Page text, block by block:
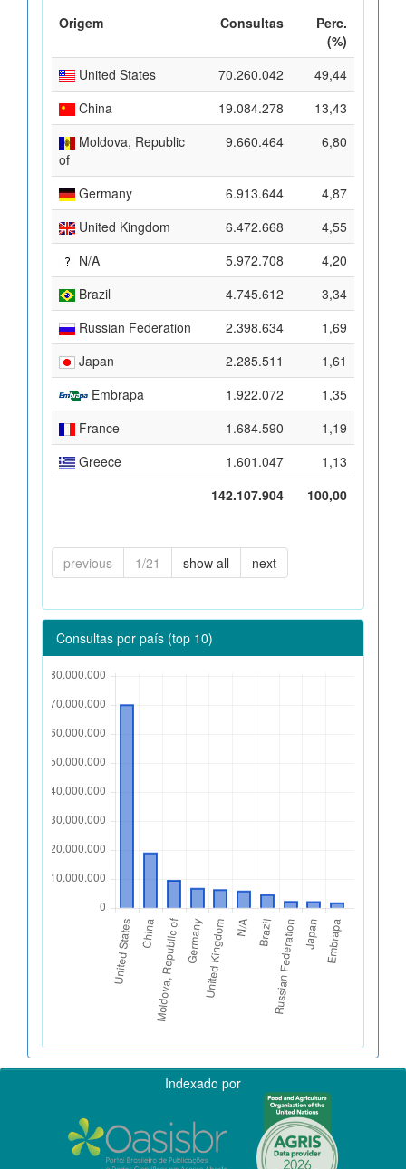
Origem Consultas
Perc.
(%)
United States
70.260.042
49,44
China
19.084.278
13,43
Moldova, Republic
of
9.660.464 6,80
Germany 6.913.644
4,87
United Kingdom
6.472.668
4,55
N/A
5.972.708
4,20
Brazil
4.745.612
3,34
Russian Federation
2.398.634
1,69
Japan
2.285.511
1,61
Embrapa
1.922.072
1,35
France
1.684.590
1,19
Greece
1.601.047
1,13
142.107.904
100,00
previous 1/21 show all next
Consultas por país (top 10)
Indexado por